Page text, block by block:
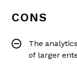
CONS
The
of larger